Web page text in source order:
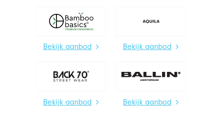
Bekijk aanbod Bekijk aanbod
Bekijk aanbod Bekijk aanbod